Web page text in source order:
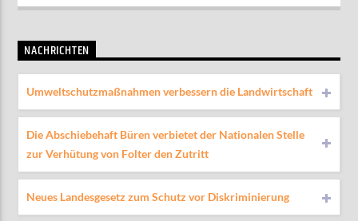
NACHRICHTEN
Umweltschutzmaßnahmen verbessern die Landwirtschaft
Die Abschiebehaft Büren verbietet der Nationalen Stelle
zur Verhütung von Folter den Zutritt
Neues Landesgesetz zum Schutz vor Diskriminierung